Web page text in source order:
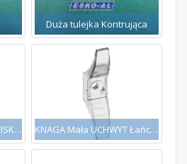
Duża tulejka Kontrująca
UCHWYT KĄTOWY Z ZACISKIEM KNAGA Mała UCHWYT Łańcuszka Sznurka ROLET ŻaluzjI